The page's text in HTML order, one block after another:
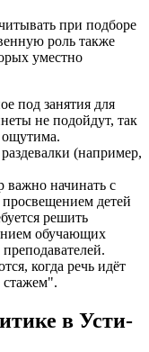
при подборе
роль также
уместно
под занятия для
не подойдут, так
ощутима.
(например,
начинать с
детей
решить
обучающих
когда речь идёт
в Усти-